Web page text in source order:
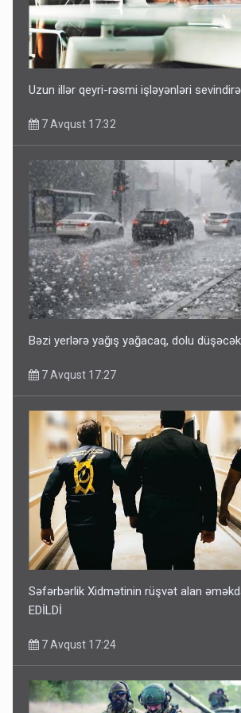
Uzun illər qeyri-rəsmi işləyənləri
7 Avqust 17:32
Bəzi yerlərə yağış yağacaq, dolu
7 Avqust 17:27
Səfərbərlik Xidmətinin rüşvət alan
EDİLDİ
7 Avqust 17:24